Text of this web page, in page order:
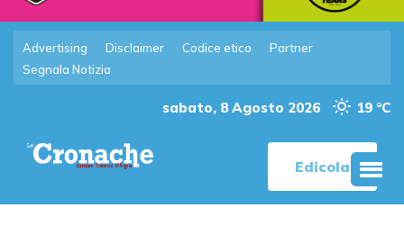
Advertising Disclaimer Codice etico
Partner
Segnala Notizia
sabato, 8 Agosto 2026 19 °C
Edicola